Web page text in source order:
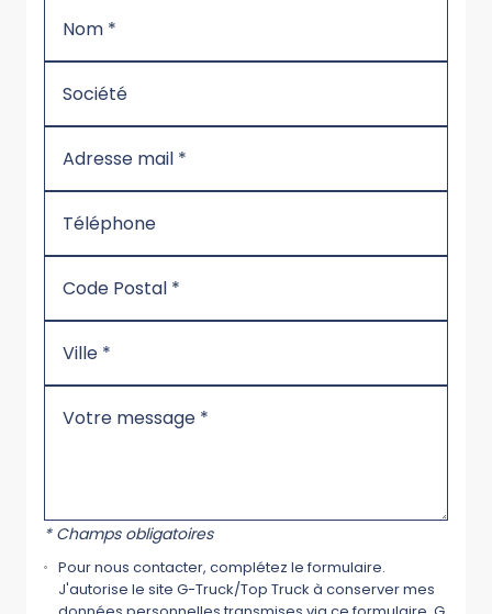
* Champs obligatoires
Pour nous contacter, complétez le formulaire.
J'autorise le site G-Truck/Top Truck à conserver mes